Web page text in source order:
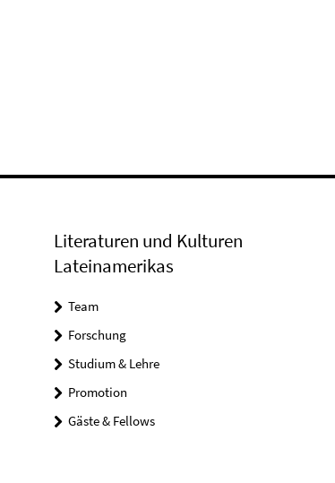
Literaturen und Kulturen
Lateinamerikas
Team
Forschung
Studium & Lehre
Promotion
Gäste & Fellows